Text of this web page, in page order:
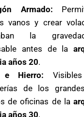
Armado:
vanos y crear
la
antes de la
años 20.
e Hierro:
de los
de oficinas de la
años 30.